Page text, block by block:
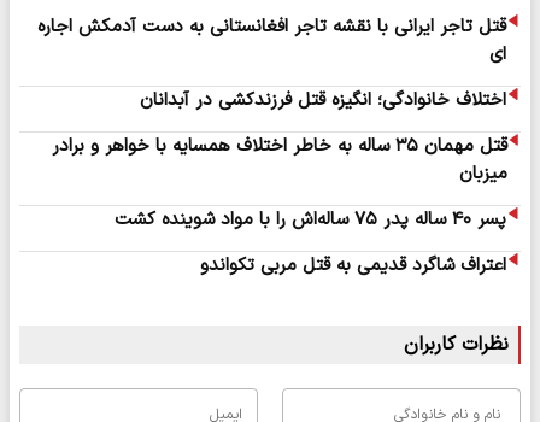
قتل تاجر ایرانی با نقشه تاجر افغانستانی به دست آدمکش اجاره
ای
اختلاف خانوادگی؛ انگیزه قتل فرزندکشی در آبدانان
قتل مهمان ۳۵ ساله به خاطر اختلاف همسایه با خواهر و برادر
میزبان
پسر ۴۰ ساله پدر ۷۵ ساله‌اش را با مواد شوینده کشت
اعتراف شاگرد قدیمی به قتل مربی تکواندو
نظرات کاربران